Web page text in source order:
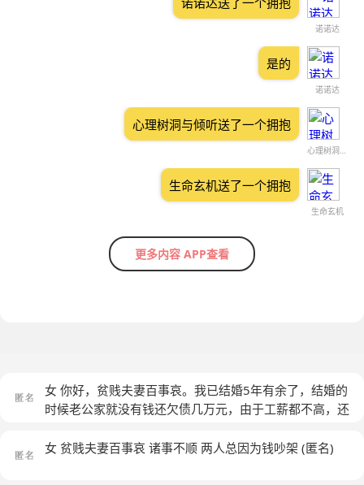
诺诺达
诺诺达
是的
心理树洞与倾听
心理树洞与倾听送了一个拥抱
生命玄机
生命玄机送了一个拥抱
更多内容 APP查看
女 你好，贫贱夫妻百事哀。我已结婚5年有余了，结婚的
时候老公家就没有钱还欠债几万元，由于工薪都不高，还
就四千多点，还要给老公2500还信用卡，可他还要透支
女 贫贱夫妻百事哀 诸事不顺 两人总因为钱吵架 (匿名)